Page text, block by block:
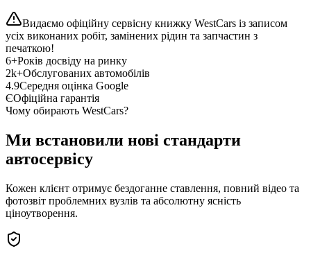
Видаємо офіційну сервісну книжку WestCars із записом
усіх виконаних робіт, замінених рідин та запчастин з
печаткою!
6+Років досвіду на ринку
2k+Обслугованих автомобілів
4.9Середня оцінка Google
ЄОфіційна гарантія
Чому обирають WestCars?
Ми встановили нові стандарти
автосервісу
Кожен клієнт отримує бездоганне ставлення, повний відео та
фотозвіт проблемних вузлів та абсолютну ясність
ціноутворення.